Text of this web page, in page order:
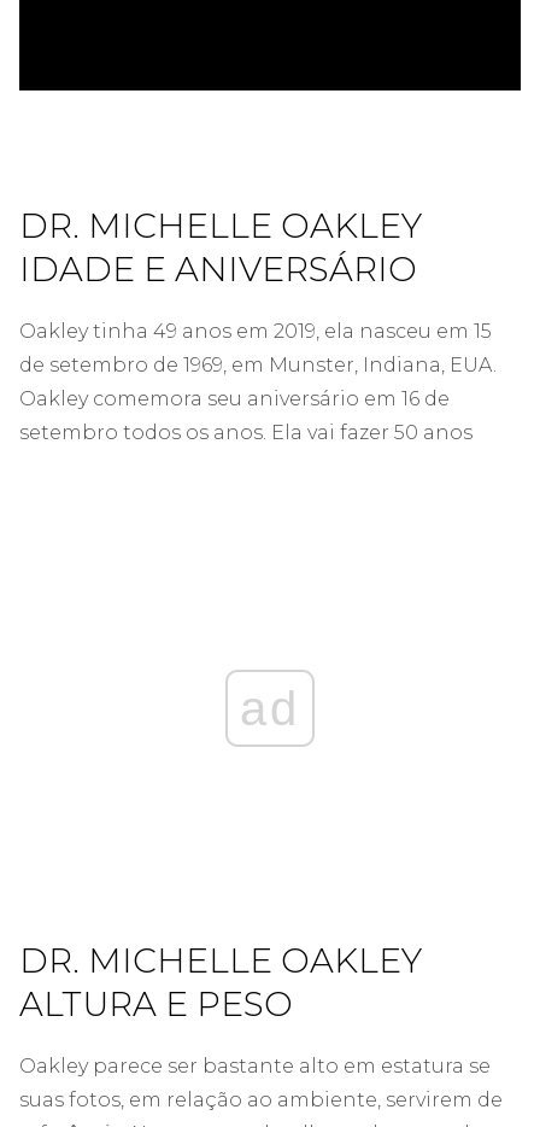
DR. MICHELLE OAKLEY
IDADE E ANIVERSÁRIO
Oakley tinha 49 anos em 2019, ela nasceu em 15
de setembro de 1969, em Munster, Indiana, EUA.
Oakley comemora seu aniversário em 16 de
setembro todos os anos. Ela vai fazer 50 anos
ad
DR. MICHELLE OAKLEY
ALTURA E PESO
Oakley parece ser bastante alto em estatura se
suas fotos, em relação ao ambiente, servirem de